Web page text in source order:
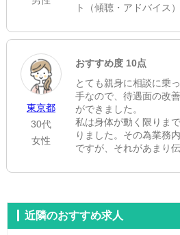
ト（傾聴・アドバイス
この年齢ですと、なか
トで１回目で採用され
また、電話対応や気遣
いなと感じました。
東京都
30代
女性
おすすめ度 10点
とても親身に相談に乗
手なので、待遇面の改
ができました。
私は身体が動く限りま
りました。その為業務
ですが、それがあまり
【キャリアパートナー
ありがとうございました
近隣のおすすめ求人